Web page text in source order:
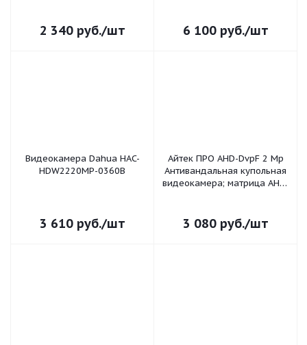
720Р 1/3 1Mп Sony Exmor
CMOS фикс. объектив: 2,8м
2 340руб./шт
NVP2441H. Разрешение
видео 2Mp(1920x1
6 100руб./шт
Видеокамера Dahua HAC-
HDW2220MP-0360B
3 610руб./шт
Айтек ПРО AHD-DvpF 2 Mp
Антивандальная купольная
видеокамера; матрица AHD-
Разрешение матрицы
1920x1080
3 080руб./шт